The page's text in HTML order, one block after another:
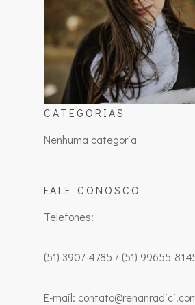
CATEGORIAS
Nenhuma categoria
FALE CONOSCO
Telefones:
(51) 3907-4785 / (51) 99655-
E-mail: